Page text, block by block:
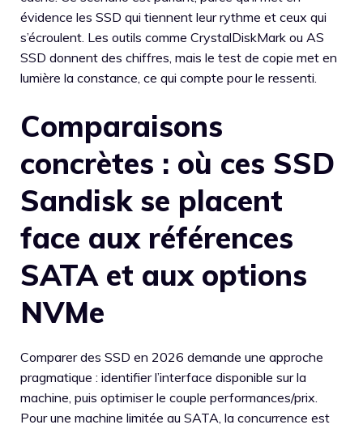
évidence les SSD qui tiennent leur rythme et ceux qui
s’écroulent. Les outils comme CrystalDiskMark ou AS
SSD donnent des chiffres, mais le test de copie met en
lumière la constance, ce qui compte pour le ressenti.
Comparaisons
concrètes : où ces SSD
Sandisk se placent
face aux références
SATA et aux options
NVMe
Comparer des SSD en 2026 demande une approche
pragmatique : identifier l’interface disponible sur la
machine, puis optimiser le couple performances/prix.
Pour une machine limitée au SATA, la concurrence est